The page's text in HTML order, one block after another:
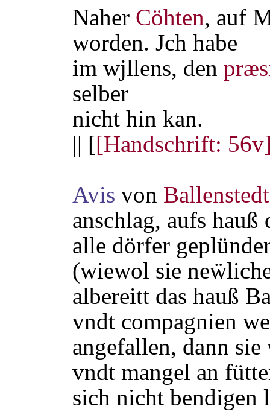
Naher Cöhten, auf
worden. Jch habe
im wjllens, den
selber
nicht hin kan.
|| [[Handschrift:
Avis von Ballenstedt
anschlag, aufs
alle dörfer
(wiewol sie
albereitt das hauß
vndt compagnien
angefallen, dann
vndt mangel an
sich nicht bendigen